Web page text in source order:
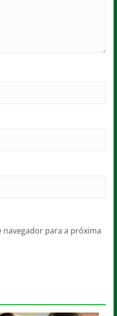
navegador para a próxima